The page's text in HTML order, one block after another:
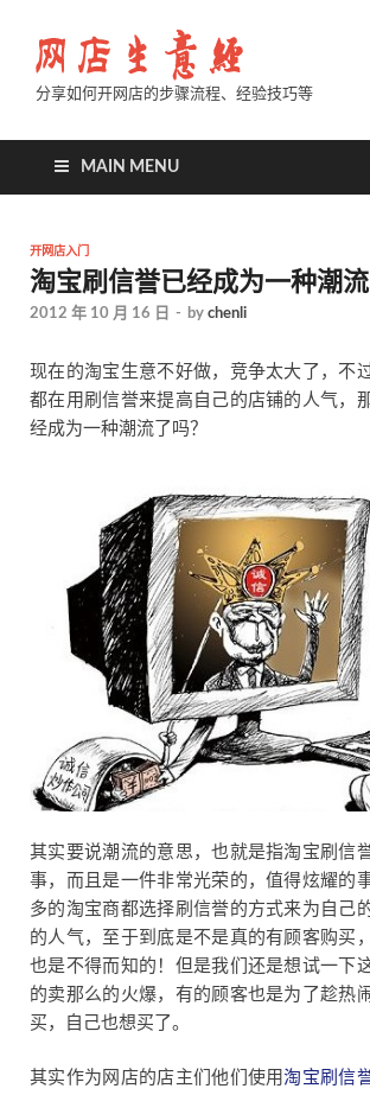
分享如何开网店的步骤流程、经验技巧等
MAIN MENU
开网店入门
淘宝刷信誉已经成为一种潮流
2012 年 10 月 16 日 - by chenli
现在的淘宝生意不好做，竞争太大了，不
都在用刷信誉来提高自己的店铺的人气，
经成为一种潮流了吗？
其实要说潮流的意思，也就是指淘宝刷信
事，而且是一件非常光荣的，值得炫耀的
多的淘宝商都选择刷信誉的方式来为自己
的人气，至于到底是不是真的有顾客购买
也是不得而知的！但是我们还是想试一下
的卖那么的火爆，有的顾客也是为了趁热
买，自己也想买了。
其实作为网店的店主们他们使用淘宝刷信